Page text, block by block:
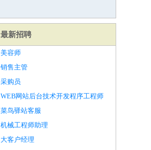
最新招聘
美容师
销售主管
采购员
WEB网站后台技术开发程序工程师
菜鸟驿站客服
机械工程师助理
大客户经理